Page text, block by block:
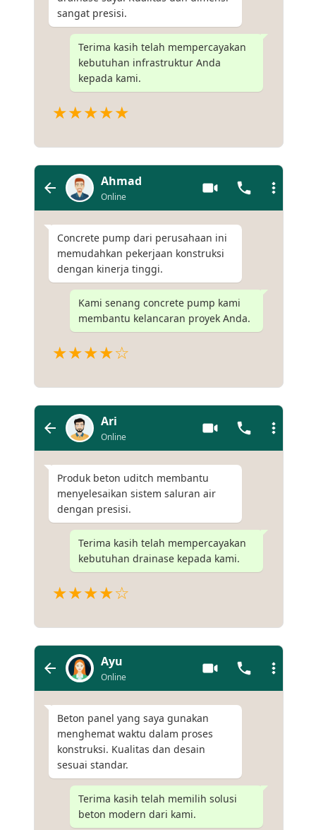
sangat presisi.
Terima kasih telah mempercayakan
kebutuhan infrastruktur Anda
kepada kami.
★★★★★
Ahmad
Online
Concrete pump dari perusahaan ini
memudahkan pekerjaan konstruksi
dengan kinerja tinggi.
Kami senang concrete pump kami
membantu kelancaran proyek Anda.
★★★★☆
Ari
Online
Produk beton uditch membantu
menyelesaikan sistem saluran air
dengan presisi.
Terima kasih telah mempercayakan
kebutuhan drainase kepada kami.
★★★★☆
Ayu
Online
Beton panel yang saya gunakan
menghemat waktu dalam proses
konstruksi. Kualitas dan desain
sesuai standar.
Terima kasih telah memilih solusi
beton modern dari kami.